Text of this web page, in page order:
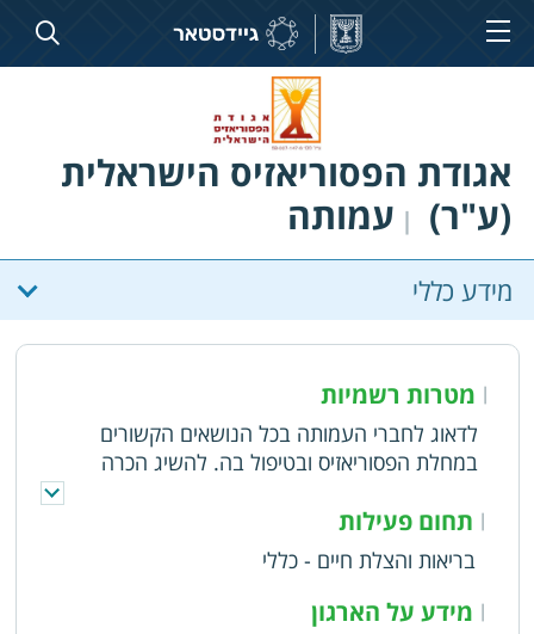
אגודת הפסוריאזיס הישראלית
(ע"ר)
| עמותה
מידע כללי
| מטרות רשמיות
לדאוג לחברי העמותה בכל הנושאים הקשורים
במחלת הפסוריאזיס ובטיפול בה. להשיג הכרה
בטיפול ע"י שהייה בים המלח ובמרחצאות. להפיץ ידע
רפואי בין חברי העמותה בנושאים הקשורים למחלת
הפסוריאזיס. ץ
| תחום פעילות
בריאות והצלת חיים - כללי
| מידע על הארגון